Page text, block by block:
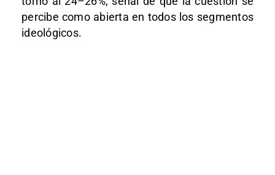
percibe como abierta en todos los segmentos
ideológicos.